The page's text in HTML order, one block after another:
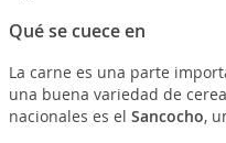
Qué se cuece en
La carne es una parte
una buena variedad de
nacionales es el Sancocho,